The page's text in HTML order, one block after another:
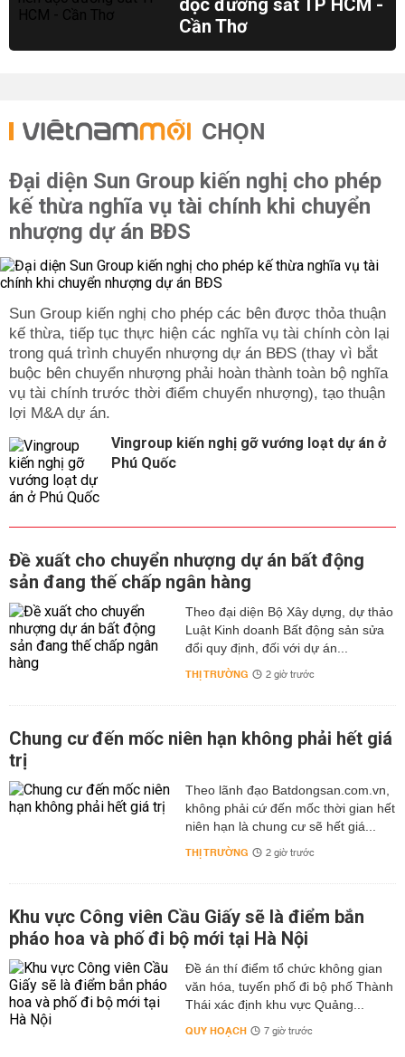
dọc đường sắt TP HCM -
Cần Thơ
CHỌN
Đại diện Sun Group kiến nghị cho phép
kế thừa nghĩa vụ tài chính khi chuyển
nhượng dự án BĐS
Sun Group kiến nghị cho phép các bên được thỏa thuận
kế thừa, tiếp tục thực hiện các nghĩa vụ tài chính còn lại
trong quá trình chuyển nhượng dự án BĐS (thay vì bắt
buộc bên chuyển nhượng phải hoàn thành toàn bộ nghĩa
vụ tài chính trước thời điểm chuyển nhượng), tạo thuận
lợi M&A dự án.
Vingroup kiến nghị gỡ vướng loạt dự án ở
Phú Quốc
Đề xuất cho chuyển nhượng dự án bất động
sản đang thế chấp ngân hàng
Theo đại diện Bộ Xây dựng, dự thảo
Luật Kinh doanh Bất động sản sửa
đổi quy định, đối với dự án...
THỊ TRƯỜNG 2 giờ trước
Chung cư đến mốc niên hạn không phải hết giá
trị
Theo lãnh đạo Batdongsan.com.vn,
không phải cứ đến mốc thời gian hết
niên hạn là chung cư sẽ hết giá...
THỊ TRƯỜNG 2 giờ trước
Khu vực Công viên Cầu Giấy sẽ là điểm bắn
pháo hoa và phố đi bộ mới tại Hà Nội
Đề án thí điểm tổ chức không gian
văn hóa, tuyến phố đi bộ phố Thành
Thái xác định khu vực Quảng...
QUY HOẠCH 7 giờ trước